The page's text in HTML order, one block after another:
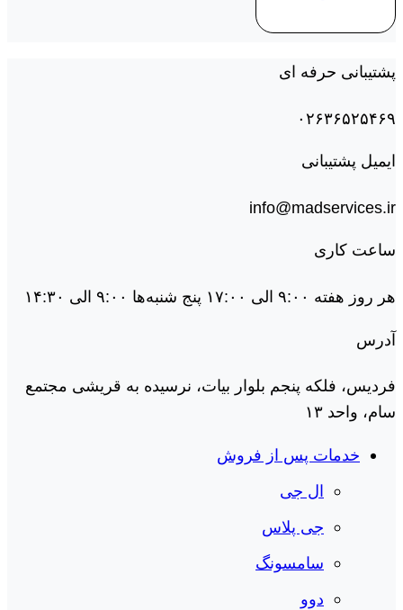
پشتیبانی حرفه ای
۰۲۶۳۶۵۲۵۴۶۹
ایمیل پشتیبانی
info@madservices.ir
ساعت کاری
هر روز هفته ۹:۰۰ الی ۱۷:۰۰ پنج شنبه‌ها ۹:۰۰ الی ۱۴:۳۰
آدرس
فردیس، فلکه پنجم بلوار بیات، نرسیده به قریشی مجتمع
سام، واحد ۱۳
خدمات پس از فروش
ال جی
جی پلاس
سامسونگ
دوو